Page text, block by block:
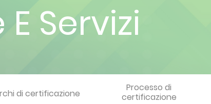
Servizi
di certificazione
Processo di
certificazione